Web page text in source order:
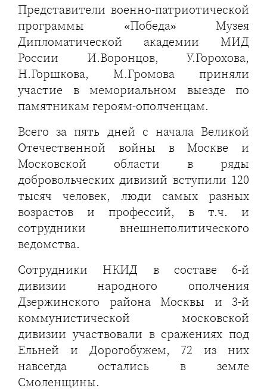
Представители военно-патриотической
программы «Победа» Музея
Дипломатической академии МИД
России И.Воронцов, У.Горохова,
Н.Горшкова, М.Громова приняли
участие в мемориальном выезде по
памятникам героям-ополченцам.
Всего за пять дней с начала Великой
Отечественной войны в Москве и
Московской области в ряды
добровольческих дивизий вступили 120
тысяч человек, люди самых разных
возрастов и профессий, в т.ч. и
сотрудники внешнеполитического
ведомства.
Сотрудники НКИД в составе 6-й
дивизии народного ополчения
Дзержинского района Москвы и 3-й
коммунистической московской
дивизии участвовали в сражениях под
Ельней и Дорогобужем, 72 из них
навсегда остались в земле
Смоленщины.